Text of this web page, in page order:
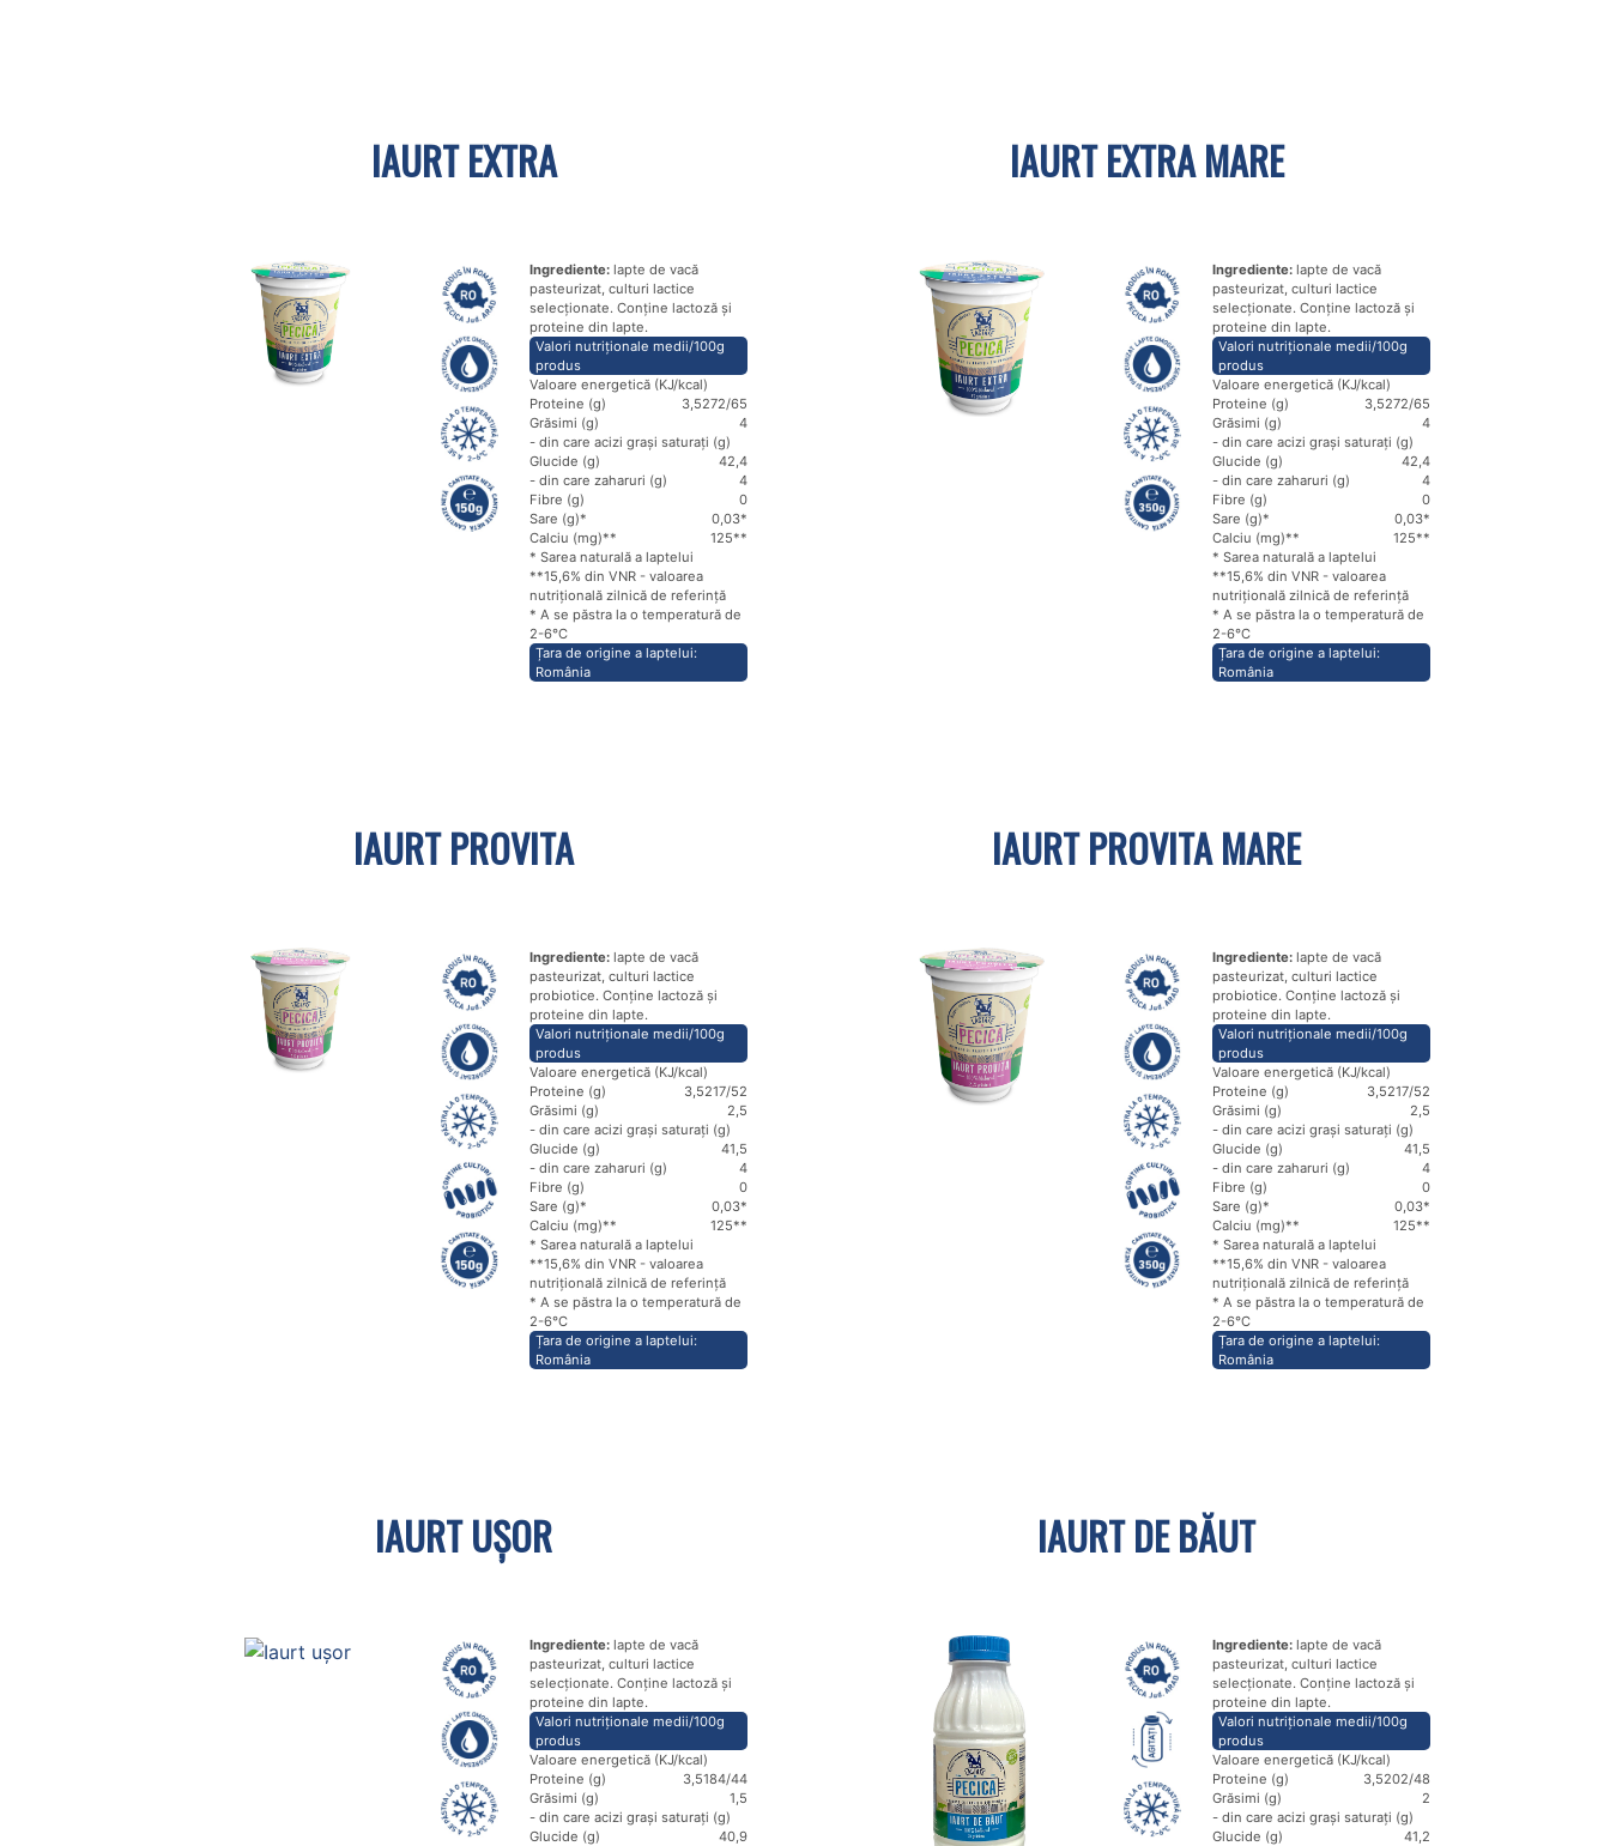
IAURT EXTRA
Ingrediente: lapte de vacă
pasteurizat, culturi lactice
selecționate. Conține lactoză și
proteine din lapte.
Valori nutriționale medii/100g
produs
Valoare energetică (KJ/kcal)
272/65
Proteine (g)
3,5
Grăsimi (g)
4
- din care acizi grași saturați (g)
2,4
Glucide (g)
4
- din care zaharuri (g)
4
Fibre (g)
0
Sare (g)*
0,03*
Calciu (mg)**
125**
* Sarea naturală a laptelui
**15,6% din VNR - valoarea
nutrițională zilnică de referință
* A se păstra la o temperatură de
2-6℃
Țara de origine a laptelui:
România
IAURT EXTRA MARE
Ingrediente: lapte de vacă
pasteurizat, culturi lactice
selecționate. Conține lactoză și
proteine din lapte.
Valori nutriționale medii/100g
produs
Valoare energetică (KJ/kcal)
272/65
Proteine (g)
3,5
Grăsimi (g)
4
- din care acizi grași saturați (g)
2,4
Glucide (g)
4
- din care zaharuri (g)
4
Fibre (g)
0
Sare (g)*
0,03*
Calciu (mg)**
125**
* Sarea naturală a laptelui
**15,6% din VNR - valoarea
nutrițională zilnică de referință
* A se păstra la o temperatură de
2-6℃
Țara de origine a laptelui:
România
IAURT PROVITA
Ingrediente: lapte de vacă
pasteurizat, culturi lactice
probiotice. Conține lactoză și
proteine din lapte.
Valori nutriționale medii/100g
produs
Valoare energetică (KJ/kcal)
217/52
Proteine (g)
3,5
Grăsimi (g)
2,5
- din care acizi grași saturați (g)
1,5
Glucide (g)
4
- din care zaharuri (g)
4
Fibre (g)
0
Sare (g)*
0,03*
Calciu (mg)**
125**
* Sarea naturală a laptelui
**15,6% din VNR - valoarea
nutrițională zilnică de referință
* A se păstra la o temperatură de
2-6℃
Țara de origine a laptelui:
România
IAURT PROVITA MARE
Ingrediente: lapte de vacă
pasteurizat, culturi lactice
probiotice. Conține lactoză și
proteine din lapte.
Valori nutriționale medii/100g
produs
Valoare energetică (KJ/kcal)
217/52
Proteine (g)
3,5
Grăsimi (g)
2,5
- din care acizi grași saturați (g)
1,5
Glucide (g)
4
- din care zaharuri (g)
4
Fibre (g)
0
Sare (g)*
0,03*
Calciu (mg)**
125**
* Sarea naturală a laptelui
**15,6% din VNR - valoarea
nutrițională zilnică de referință
* A se păstra la o temperatură de
2-6℃
Țara de origine a laptelui:
România
IAURT UȘOR
Ingrediente: lapte de vacă
pasteurizat, culturi lactice
selecționate. Conține lactoză și
proteine din lapte.
Valori nutriționale medii/100g
produs
Valoare energetică (KJ/kcal)
184/44
Proteine (g)
3,5
Grăsimi (g)
1,5
- din care acizi grași saturați (g)
0,9
Glucide (g) 4
IAURT DE BĂUT
Ingrediente: lapte de vacă
pasteurizat, culturi lactice
selecționate. Conține lactoză și
proteine din lapte.
Valori nutriționale medii/100g
produs
Valoare energetică (KJ/kcal)
202/48
Proteine (g)
3,5
Grăsimi (g)
2
- din care acizi grași saturați (g)
1,2
Glucide (g) 4